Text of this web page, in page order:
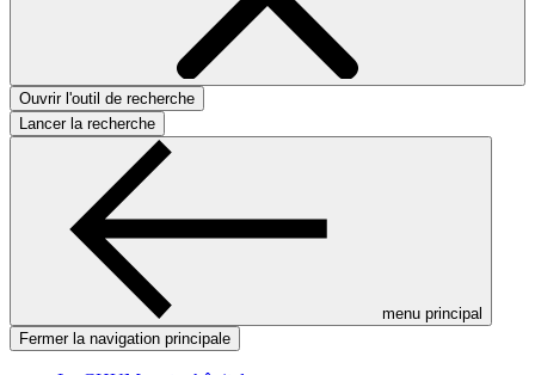
Ouvrir l'outil de recherche
Lancer la recherche
menu principal
Fermer la navigation principale